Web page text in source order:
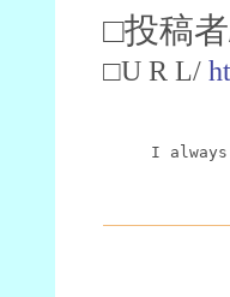
□投稿
□U R L/
I